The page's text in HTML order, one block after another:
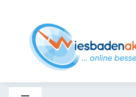
content